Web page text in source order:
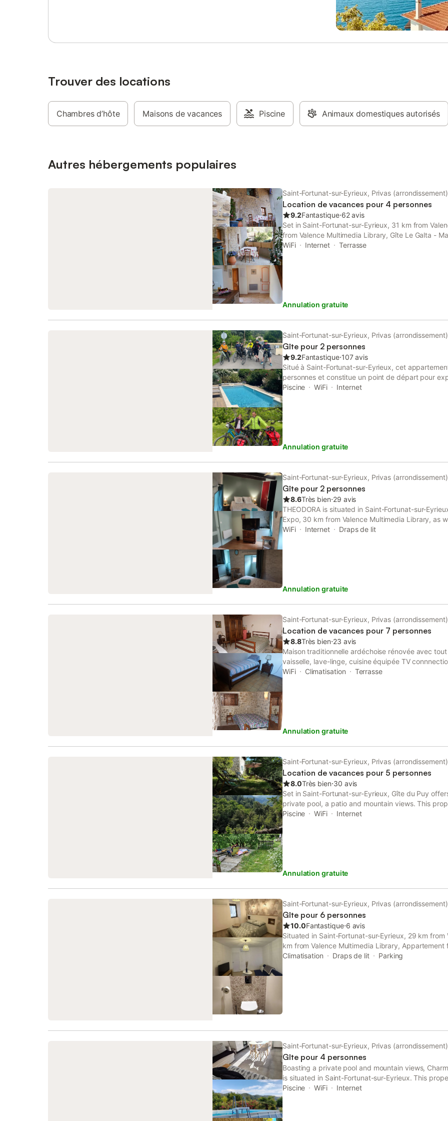
annexe. Le petit déjeuner (tout fait
de délicieux plats dans la
avec four à pizza et barbecue.
les villages de caractère des
Vernoux-en-Vivarais et de Saint-
sur-Eyrieux. Promenez-vous à
rocheux aux eaux cristallines
Pontpierre ou explorez la douce
cyclable et pédestre de la Dolce
Trouver des locations
Chambres d’hôte Maisons de vacances Piscine Animaux domestiques autorisés
Autres hébergements populaires
Saint-Fortunat-sur-Eyrieux, Privas (arrondissement)
Location de vacances pour 4 personnes
9.2Fantastique⋅62 avis
Set in Saint-Fortunat-sur-Eyrieux, 31 km from
from Valence Multimedia Library, Gîte Le Galta -
chambres, Bain à remous, terrasse couverte
WiFi Internet Terrasse
Annulation gratuite
Saint-Fortunat-sur-Eyrieux, Privas (arrondissement)
Gîte pour 2 personnes
9.2Fantastique⋅107 avis
Situé à Saint-Fortunat-sur-Eyrieux, cet
personnes et constitue un point de départ pour
L'hébergement dispose d'intérieurs insonorisés et
un salon et un coin télévision partagés, tandis que
extérieure chauffée et saisonnière avec bâche de
disponible sur place, incluant un garage et des
animaux de compagnie sont admis, l'établissement
heures de calme sont respectées. Le site se
Eyrieux et à 9,5 km du centre-ville. Sur place,
café et des services de massage. Les activités
Piscine WiFi Internet
Annulation gratuite
Saint-Fortunat-sur-Eyrieux, Privas (arrondissement)
Gîte pour 2 personnes
8.6Très bien⋅29 avis
THEODORA is situated in Saint-Fortunat-sur-
Expo, 30 km from Valence Multimedia Library, as
Town Hall. Both free WiFi and parking on-site are
WiFi Internet Draps de lit
Annulation gratuite
Saint-Fortunat-sur-Eyrieux, Privas (arrondissement)
Location de vacances pour 7 personnes
8.8Très bien⋅23 avis
Maison traditionnelle ardéchoise rénovée avec
vaisselle, lave-linge, cuisine équipée TV
moins que cette maison est une maison de
promenades au coeur de l'Ardèche. En 2019
WiFi Climatisation Terrasse
Annulation gratuite
Saint-Fortunat-sur-Eyrieux, Privas (arrondissement)
Location de vacances pour 5 personnes
8.0Très bien⋅30 avis
Set in Saint-Fortunat-sur-Eyrieux, Gîte du Puy
private pool, a patio and mountain views. This
terrace, free private parking and free WiFi.
Piscine WiFi Internet
Annulation gratuite
Saint-Fortunat-sur-Eyrieux, Privas (arrondissement)
Gîte pour 6 personnes
10.0Fantastique⋅6 avis
Situated in Saint-Fortunat-sur-Eyrieux, 29 km from
km from Valence Multimedia Library, Appartement
cœur du village features a restaurant and quiet
Climatisation Draps de lit Parking
Saint-Fortunat-sur-Eyrieux, Privas (arrondissement)
Gîte pour 4 personnes
Boasting a private pool and mountain views,
is situated in Saint-Fortunat-sur-Eyrieux. This
terrace, free private parking and free WiFi.
Piscine WiFi Internet